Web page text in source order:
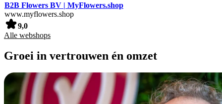
B2B Flowers BV | MyFlowers.shop
www.myflowers.shop
9,0
Alle webshops
Groei in vertrouwen én omzet